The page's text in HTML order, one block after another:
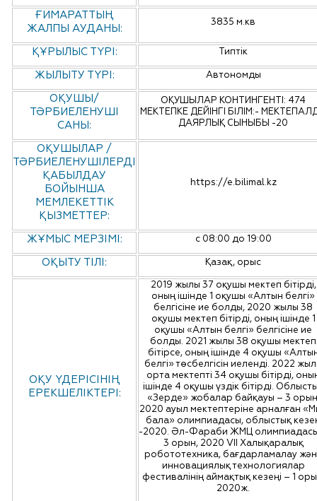
ҒИМАРАТТЫҢ
ЖАЛПЫ АУДАНЫ:
3835 м.кв
ҚҰРЫЛЫС ТҮРІ: Типтік
ЖЫЛЫТУ ТҮРІ: Автономды
ОҚУШЫ/
ТӘРБИЕЛЕНУШІ
САНЫ:
ОҚУШЫЛАР КОНТИНГЕНТІ: 474
МЕКТЕПКЕ ДЕЙІНГІ БІЛІМ:-
ОҚУШЫЛАР /
ТӘРБИЕЛЕНУШІЛЕРДІ
ҚАБЫЛДАУ
БОЙЫНША
МЕМЛЕКЕТТІК
ҚЫЗМЕТТЕР:
https://e.bilimal.kz
ЖҰМЫС МЕРЗІМІ: с 08:00 до 19:00
ОҚЫТУ ТІЛІ: Қазақ, орыс
ОҚУ ҮДЕРІСІНІҢ
ЕРЕКШЕЛІКТЕРІ:
2019 жылы 37 оқушы мектеп бітірді,
оның ішінде 1 оқушы «Алтын белгі»
белгісіне ие болды, 2020 жылы 38
оқушы мектеп бітірді, оның ішінде 1
оқушы «Алтын белгі» белгісіне ие
болды. 2021 жылы 38 оқушы мектеп
бітірсе, оның ішінде 4 оқушы
белгі» төсбелгісін иеленді. 2022
орта мектепті 34 оқушы бітірді,
ішінде 4 оқушы үздік бітірді.
«Зерде» жобалар байқауы – 3
2020 ауыл мектептеріне арналған
бала» олимпиадасы, облыстық
-2020. Әл-Фараби ЖМЦ
3 орын, 2020 VII Халықаралық
робототехника, бағдарламалау
инновациялық технологиялар
фестивалінің аймақтық кезеңі – 1
2020ж.